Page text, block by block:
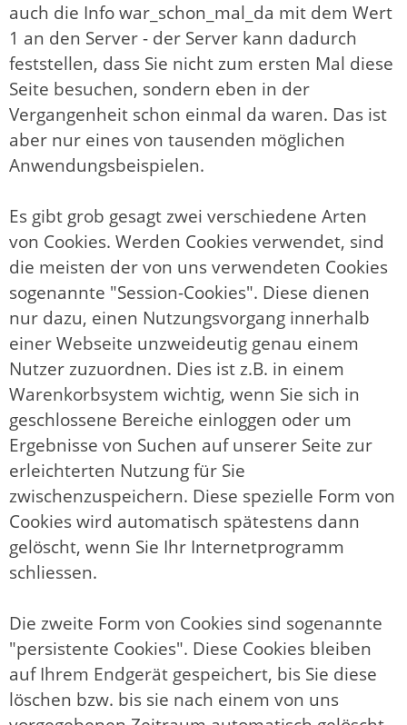
auch die Info war_schon_mal_da mit dem Wert
1 an den Server - der Server kann dadurch
feststellen, dass Sie nicht zum ersten Mal diese
Seite besuchen, sondern eben in der
Vergangenheit schon einmal da waren. Das ist
aber nur eines von tausenden möglichen
Anwendungsbeispielen.
Es gibt grob gesagt zwei verschiedene Arten
von Cookies. Werden Cookies verwendet, sind
die meisten der von uns verwendeten Cookies
sogenannte "Session-Cookies". Diese dienen
nur dazu, einen Nutzungsvorgang innerhalb
einer Webseite unzweideutig genau einem
Nutzer zuzuordnen. Dies ist z.B. in einem
Warenkorbsystem wichtig, wenn Sie sich in
geschlossene Bereiche einloggen oder um
Ergebnisse von Suchen auf unserer Seite zur
erleichterten Nutzung für Sie
zwischenzuspeichern. Diese spezielle Form von
Cookies wird automatisch spätestens dann
gelöscht, wenn Sie Ihr Internetprogramm
schliessen.
Die zweite Form von Cookies sind sogenannte
"persistente Cookies". Diese Cookies bleiben
auf Ihrem Endgerät gespeichert, bis Sie diese
löschen bzw. bis sie nach einem von uns